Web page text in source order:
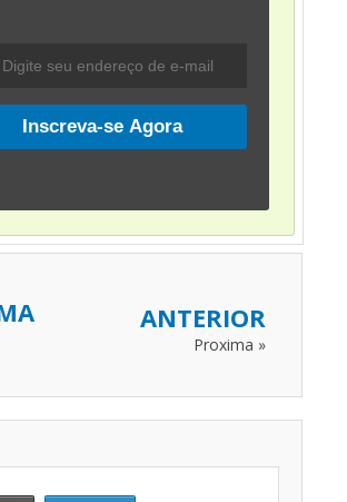
ANTERIOR
Proxima »